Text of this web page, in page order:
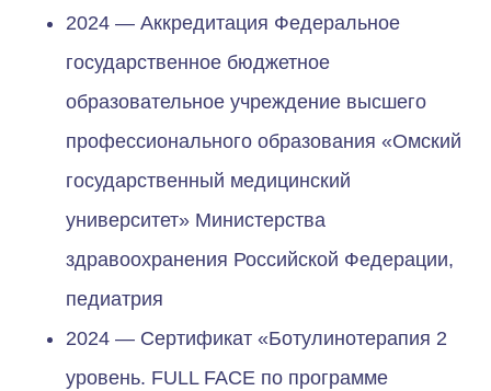
2024 — Аккредитация Федеральное
государственное бюджетное
образовательное учреждение высшего
профессионального образования «Омский
государственный медицинский
университет» Министерства
здравоохранения Российской Федерации,
педиатрия
2024 — Сертификат «Ботулинотерапия 2
уровень. FULL FACE по программе
Остались вопросы?
Мы свяжемся с вами в ближайшее
рабочее время и ответим на них
Клиника на Маршала Жукова, 156
Ежедневно с 9:00 до 20:00